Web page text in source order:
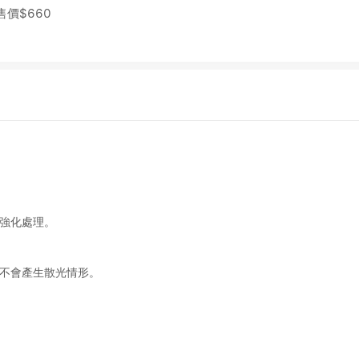
價$660
化處理。
會產生散光情形。